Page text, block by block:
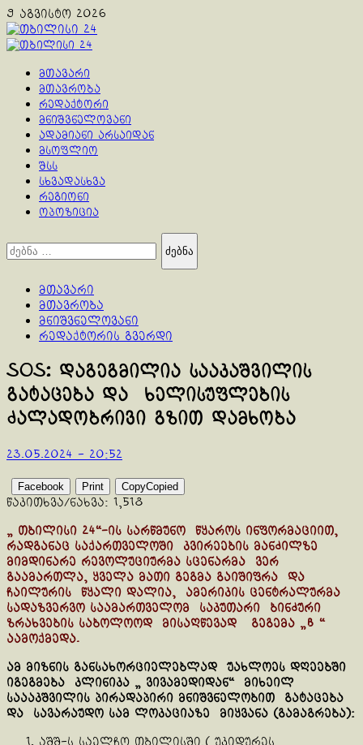
Skip
to
content
9 აგვისტო 2026
Primary
მთავარი
მთავრობა
რედაქტორი
მნიშვნელოვანი
ადამიანი არსაიდან
მსოფლიო
შსს
სხვადასხვა
რეგიონი
ოპოზიცია
ძებნა:
მთავარი
მთავრობა
მნიშვნელოვანი
რედაქტორის გვერდი
SOS: დაგეგმილია სააკაშვილის
გატაცება და ხელისუფლების
ძალადობრივი გზით დამხობა
23.05.2024 - 20:52
Facebook Print CopyCopied
წაკითხვა/ნახვა: 1,518
„ თბილისი 24“-ის სარწმუნო წყაროს ინფორმაციით,
რადგანაც საქართველოში კვირეების მანძილზე
მიმდინარე რევოლუციურმა სცენარმა ვერ
გაამართლა, ყველა მათი გეგმა გაიშიფრა და
ჩაილურის წყალი დალია, ამერიკის ცენტრალურმა
სადაზვერვო საამართველომ საკუთარი ბინძური
ზრახვების საბოლოოდ მისაღწევად გეგემა „B “
აამოქმედა.
ამ მიზნის განსახორციელებლად უახლოეს დღეებში
იგეგმება კლინიკა „ ვივამედიდან“ მიხეილ
საააკშვილის პირადაპირი მნიშვნელობით გატაცება
და სავარაუდო სამ ლოკაციაზე მიყვანა (გამაგრება):